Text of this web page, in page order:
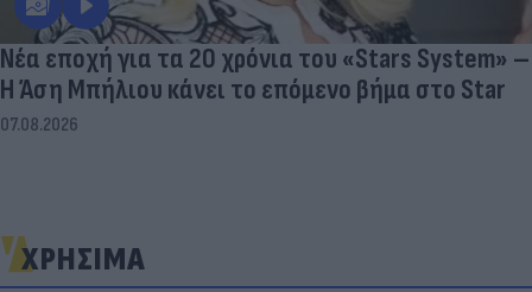
Νέα εποχή για τα 20 χρόνια του «Stars System» –
Η Άση Μπήλιου κάνει το επόμενο βήμα στο Star
07.08.2026
ΧΡΗΣΙΜΑ